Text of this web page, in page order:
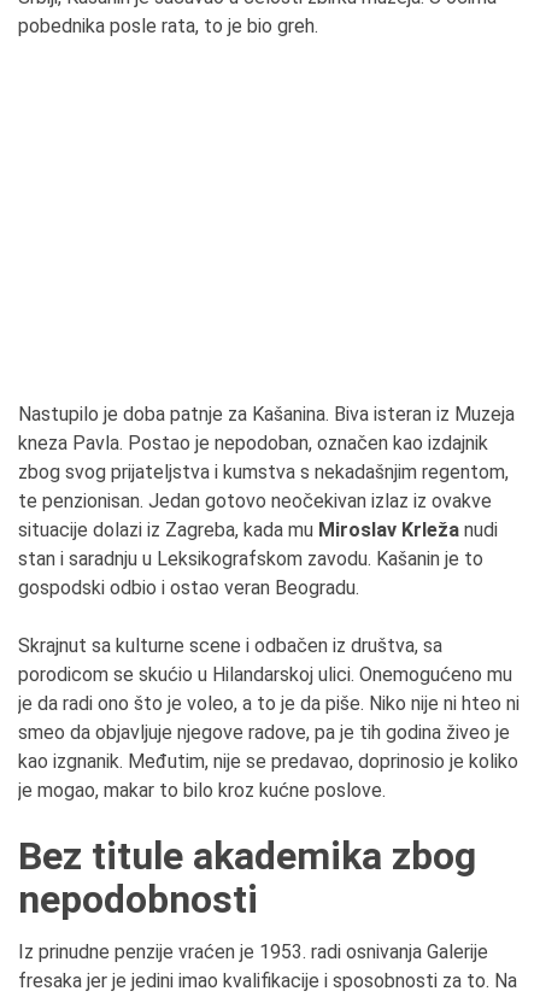
pobednika posle rata, to je bio greh.
Nastupilo je doba patnje za Kašanina. Biva isteran iz Muzeja
kneza Pavla. Postao je nepodoban, označen kao izdajnik
zbog svog prijateljstva i kumstva s nekadašnjim regentom,
te penzionisan. Jedan gotovo neočekivan izlaz iz ovakve
situacije dolazi iz Zagreba, kada mu Miroslav Krleža nudi
stan i saradnju u Leksikografskom zavodu. Kašanin je to
gospodski odbio i ostao veran Beogradu.
Skrajnut sa kulturne scene i odbačen iz društva, sa
porodicom se skućio u Hilandarskoj ulici. Onemogućeno mu
je da radi ono što je voleo, a to je da piše. Niko nije ni hteo ni
smeo da objavljuje njegove radove, pa je tih godina živeo je
kao izgnanik. Međutim, nije se predavao, doprinosio je koliko
je mogao, makar to bilo kroz kućne poslove.
Bez titule akademika zbog
nepodobnosti
Iz prinudne penzije vraćen je 1953. radi osnivanja Galerije
fresaka jer je jedini imao kvalifikacije i sposobnosti za to. Na